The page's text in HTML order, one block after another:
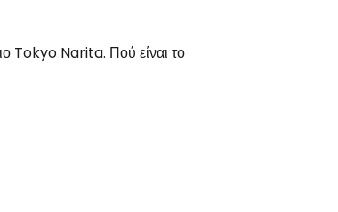
Tokyo Narita. Πού είναι το